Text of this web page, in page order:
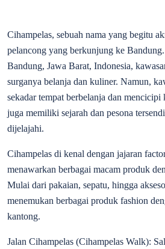
Cihampelas, sebuah nama yang begitu
pelancong yang berkunjung ke
Bandung, Jawa Barat, Indonesia,
surganya belanja dan kuliner. Namun,
sekadar tempat berbelanja dan
juga memiliki sejarah dan pesona
dijelajahi.
Cihampelas di kenal dengan jajaran
menawarkan berbagai macam produk
Mulai dari pakaian, sepatu, hingga
menemukan berbagai produk fashion
kantong.
Jalan Cihampelas (Cihampelas Walk):